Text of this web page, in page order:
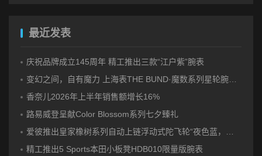
最近发表
庆祝品牌成立145周年 精工推出三款“江户紫”腕表
变幻之间，自有魔力 上海表THE BUND·魔数系列星轮腕表焕新双面登场
香奈儿2026年上半年销售额增长16%
路易威登呈献Color Blossom系列七夕臻礼
爱彼推出皇家橡树系列自动上链浮动式陀飞轮“夜色蓝，云50”陶瓷腕表
精工推出5 Sports本田小板凳HDB010限量版腕表